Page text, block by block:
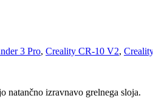
3 Pro, Creality CR-10 V2,
natančno izravnavo grelnega sloja.